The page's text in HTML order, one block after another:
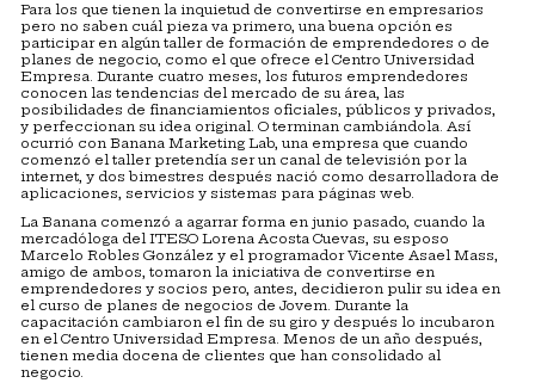
Para los que tienen la inquietud de convertirse en empresarios
pero no saben cuál pieza va primero, una buena opción es
participar en algún taller de formación de emprendedores o de
planes de negocio, como el que ofrece el Centro Universidad
Empresa. Durante cuatro meses, los futuros emprendedores
conocen las tendencias del mercado de su área, las
posibilidades de financiamientos oficiales, públicos y privados,
y perfeccionan su idea original. O terminan cambiándola. Así
ocurrió con Banana Marketing Lab, una empresa que cuando
comenzó el taller pretendía ser un canal de televisión por la
internet, y dos bimestres después nació como desarrolladora de
aplicaciones, servicios y sistemas para páginas web.
La Banana comenzó a agarrar forma en junio pasado, cuando la
mercadóloga del ITESO Lorena Acosta Cuevas, su esposo
Marcelo Robles González y el programador Vicente Asael Mass,
amigo de ambos, tomaron la iniciativa de convertirse en
emprendedores y socios pero, antes, decidieron pulir su idea en
el curso de planes de negocios de Jovem. Durante la
capacitación cambiaron el fin de su giro y después lo incubaron
en el Centro Universidad Empresa. Menos de un año después,
tienen media docena de clientes que han consolidado al
negocio.